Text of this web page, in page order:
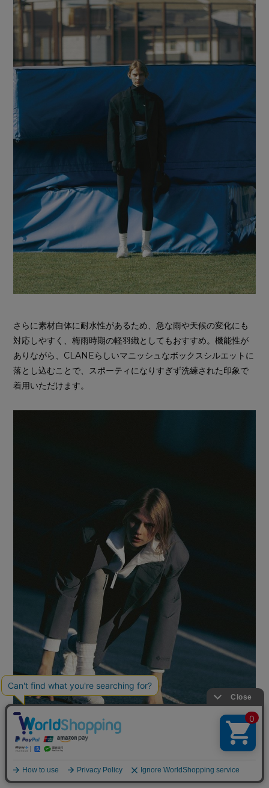
さらに素材自体に耐水性があるため、急な雨や天候の変化にも
対応しやすく、梅雨時期の軽羽織としてもおすすめ。機能性が
ありながら、CLANEらしいマニッシュなボックスシルエットに
落とし込むことで、スポーティになりすぎず洗練された印象で
着用いただけます。